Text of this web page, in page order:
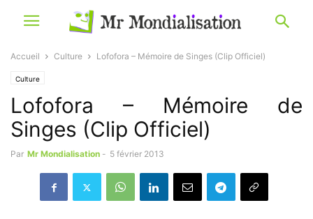
Accueil Culture Lofofora – Mémoire de Singes (Clip Officiel)
Culture
Lofofora – Mémoire de
Singes (Clip Officiel)
Par Mr Mondialisation - 5 février 2013